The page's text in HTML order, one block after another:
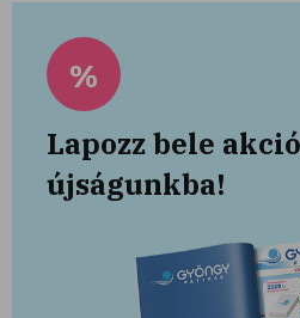
%
Lapozz bele
újságunkba!